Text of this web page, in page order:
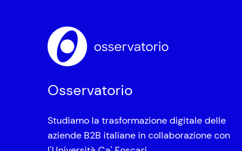
Osservatorio
Studiamo la trasformazione digitale delle
aziende B2B italiane in collaborazione con